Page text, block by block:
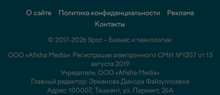
О сайте Политика конфиденциальности
Реклама
Контакты
© 2017-2026 Spot – Бизнес и технологии.
ООО «Afisha Media». Регистрации электронного СМИ №1207 от 13
августа 2019
Учредитель: ООО «Afisha Media»
Главный редактор: Эркенова Динора Файзуллоевна
Адрес: 100007, Ташкент, ул. Паркент, 26А